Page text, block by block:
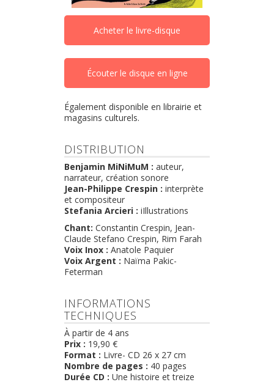
Acheter le livre-disque
Écouter le disque en ligne
Également disponible en librairie et
magasins culturels.
DISTRIBUTION
Benjamin MiNiMuM : auteur,
narrateur, création sonore
Jean-Philippe Crespin : interprète
et compositeur
Stefania Arcieri : iIllustrations
Chant: Constantin Crespin, Jean-
Claude Stefano Crespin, Rim Farah
Voix Inox : Anatole Paquier
Voix Argent : Naïma Pakic-
Feterman
INFORMATIONS
TECHNIQUES
À partir de 4 ans
Prix : 19,90 €
Format : Livre- CD 26 x 27 cm
Nombre de pages : 40 pages
Durée CD : Une histoire et treize